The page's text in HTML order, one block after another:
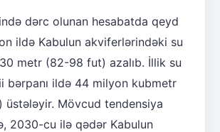
dərc olunan hesabatda qeyd
ildə Kabulun akviferlərindəki su
metr (82-98 fut) azalıb. İllik su
bərpanı ildə 44 milyon kubmetr
üstələyir. Mövcud tendensiya
2030-cu ilə qədər Kabulun